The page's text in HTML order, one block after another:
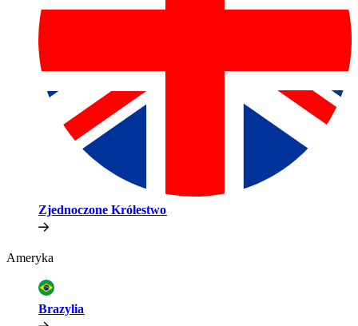
Zjednoczone Królestwo​​
Ameryka​​
Brazylia​​